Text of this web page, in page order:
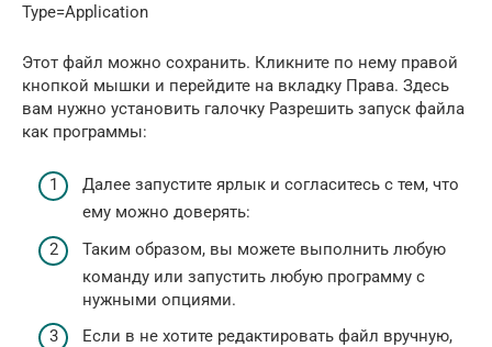
Type=Application
Этот файл можно сохранить. Кликните по нему правой
кнопкой мышки и перейдите на вкладку Права. Здесь
вам нужно установить галочку Разрешить запуск файла
как программы:
Далее запустите ярлык и согласитесь с тем, что
ему можно доверять:
Таким образом, вы можете выполнить любую
команду или запустить любую программу с
нужными опциями.
Если в не хотите редактировать файл вручную,